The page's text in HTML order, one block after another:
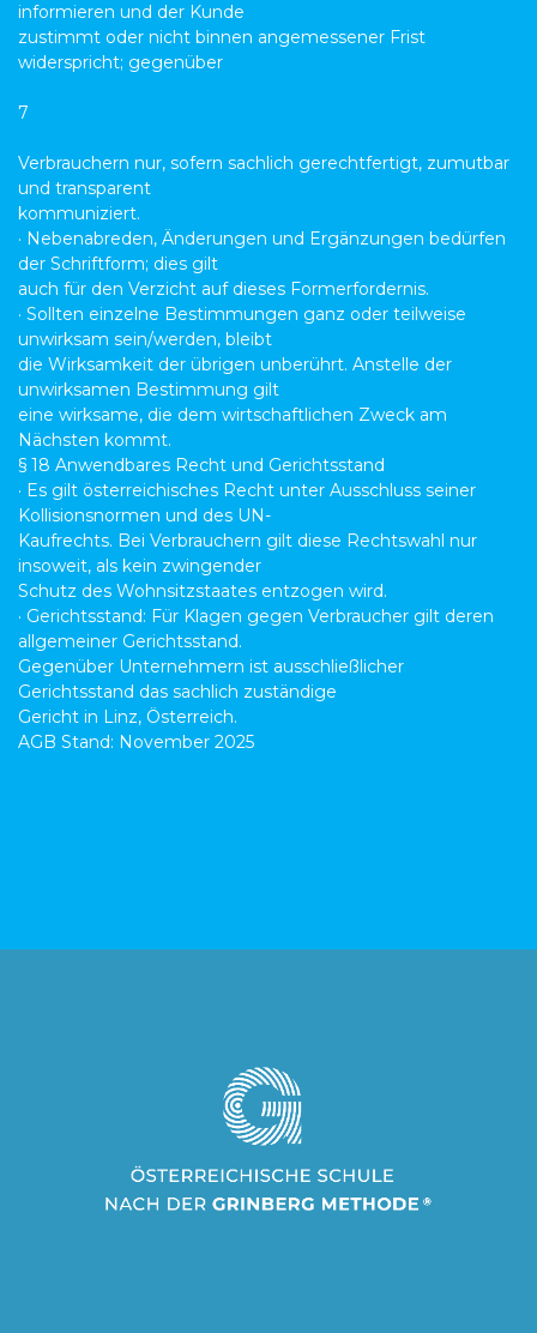
informieren und der Kunde
zustimmt oder nicht binnen angemessener Frist
widerspricht; gegenüber
7
Verbrauchern nur, sofern sachlich gerechtfertigt, zumutbar
und transparent
kommuniziert.
· Nebenabreden, Änderungen und Ergänzungen bedürfen
der Schriftform; dies gilt
auch für den Verzicht auf dieses Formerfordernis.
· Sollten einzelne Bestimmungen ganz oder teilweise
unwirksam sein/werden, bleibt
die Wirksamkeit der übrigen unberührt. Anstelle der
unwirksamen Bestimmung gilt
eine wirksame, die dem wirtschaftlichen Zweck am
Nächsten kommt.
§ 18 Anwendbares Recht und Gerichtsstand
· Es gilt österreichisches Recht unter Ausschluss seiner
Kollisionsnormen und des UN-
Kaufrechts. Bei Verbrauchern gilt diese Rechtswahl nur
insoweit, als kein zwingender
Schutz des Wohnsitzstaates entzogen wird.
· Gerichtsstand: Für Klagen gegen Verbraucher gilt deren
allgemeiner Gerichtsstand.
Gegenüber Unternehmern ist ausschließlicher
Gerichtsstand das sachlich zuständige
Gericht in Linz, Österreich.
AGB Stand: November 2025